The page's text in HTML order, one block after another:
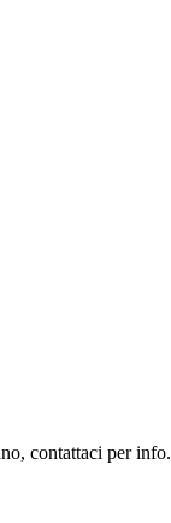
contattaci per info.